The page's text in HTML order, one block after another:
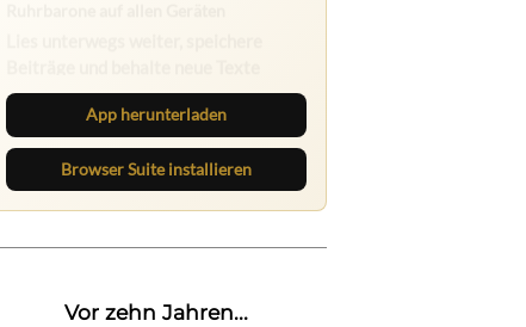
App herunterladen
Browser Suite installieren
Vor zehn Jahren...